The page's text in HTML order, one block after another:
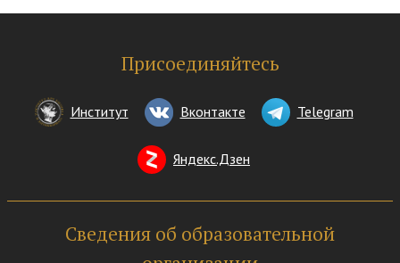
Присоединяйтесь
Институт Вконтакте Telegram
Яндекс.Дзен
Сведения об образовательной